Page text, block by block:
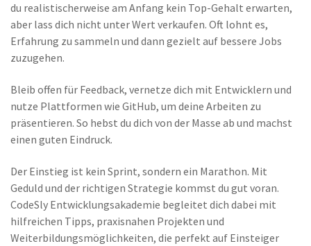
du realistischerweise am Anfang kein Top-Gehalt erwarten,
aber lass dich nicht unter Wert verkaufen. Oft lohnt es,
Erfahrung zu sammeln und dann gezielt auf bessere Jobs
zuzugehen.
Bleib offen für Feedback, vernetze dich mit Entwicklern und
nutze Plattformen wie GitHub, um deine Arbeiten zu
präsentieren. So hebst du dich von der Masse ab und machst
einen guten Eindruck.
Der Einstieg ist kein Sprint, sondern ein Marathon. Mit
Geduld und der richtigen Strategie kommst du gut voran.
CodeSly Entwicklungsakademie begleitet dich dabei mit
hilfreichen Tipps, praxisnahen Projekten und
Weiterbildungsmöglichkeiten, die perfekt auf Einsteiger